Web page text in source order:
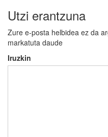
Utzi erantzuna
Zure e-posta helbidea ez da
markatuta daude
Iruzkin